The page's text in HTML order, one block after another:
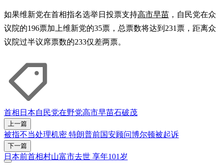
如果维新党在首相指名选举日投票支持高市早苗 ，自民党在众
议院的196票加上维新党的35票，总票数将达到231票，距离众
议院过半议席票数的233仅差两票。
首相 日本自民党在野党高市早苗石破茂
上一篇
被指不当处理机密 特朗普前国安顾问博尔顿被起诉
下一篇
日本前首相村山富市去世 享年101岁